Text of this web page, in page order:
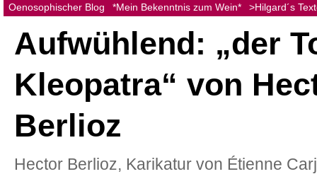
Oenosophischer Blog *Mein Bekenntnis zum Wein* >Hilgard´s
Aufwühlend: „der
Kleopatra“ von
Berlioz
Hector Berlioz, Karikatur von Étienne